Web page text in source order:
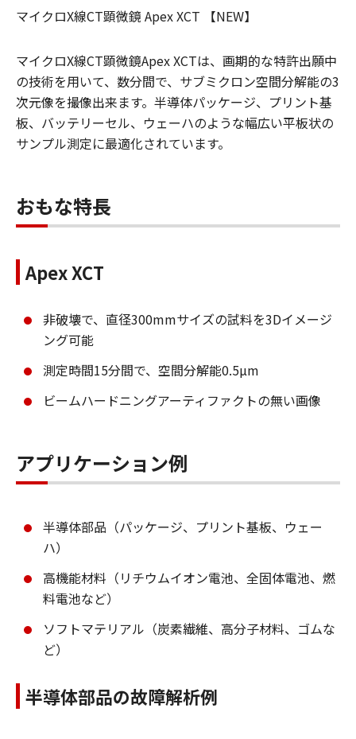
マイクロX線CT顕微鏡 Apex XCT 【NEW】
マイクロX線CT顕微鏡Apex XCTは、画期的な特許出願中
の技術を用いて、数分間で、サブミクロン空間分解能の3
次元像を撮像出来ます。半導体パッケージ、プリント基
板、バッテリーセル、ウェーハのような幅広い平板状の
サンプル測定に最適化されています。
おもな特長
Apex XCT
非破壊で、直径300mmサイズの試料を3Dイメージ
ング可能
測定時間15分間で、空間分解能0.5µm
ビームハードニングアーティファクトの無い画像
アプリケーション例
半導体部品（パッケージ、プリント基板、ウェー
ハ）
高機能材料（リチウムイオン電池、全固体電池、燃
料電池など）
ソフトマテリアル（炭素繊維、高分子材料、ゴムな
ど）
半導体部品の故障解析例